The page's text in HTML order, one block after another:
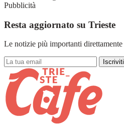
Pubblicità
Resta aggiornato su Trieste
Le notizie più importanti
Iscriviti